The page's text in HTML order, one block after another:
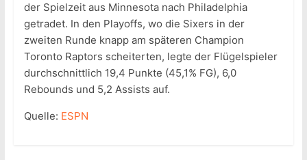
der Spielzeit aus Minnesota nach Philadelphia
getradet. In den Playoffs, wo die Sixers in der
zweiten Runde knapp am späteren Champion
Toronto Raptors scheiterten, legte der Flügelspieler
durchschnittlich 19,4 Punkte (45,1% FG), 6,0
Rebounds und 5,2 Assists auf.
Quelle: ESPN